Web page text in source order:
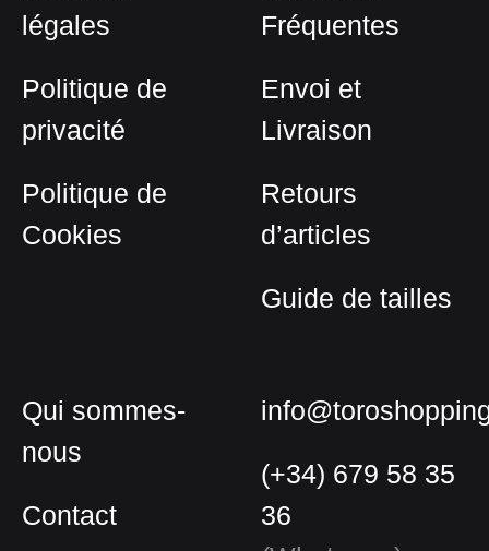
légales
Politique de
privacité
Politique de
Cookies
Fréquentes
Envoi et
Livraison
Retours
d’articles
Guide de tailles
Qui sommes-
nous
Contact
(+34) 679 58 35
36